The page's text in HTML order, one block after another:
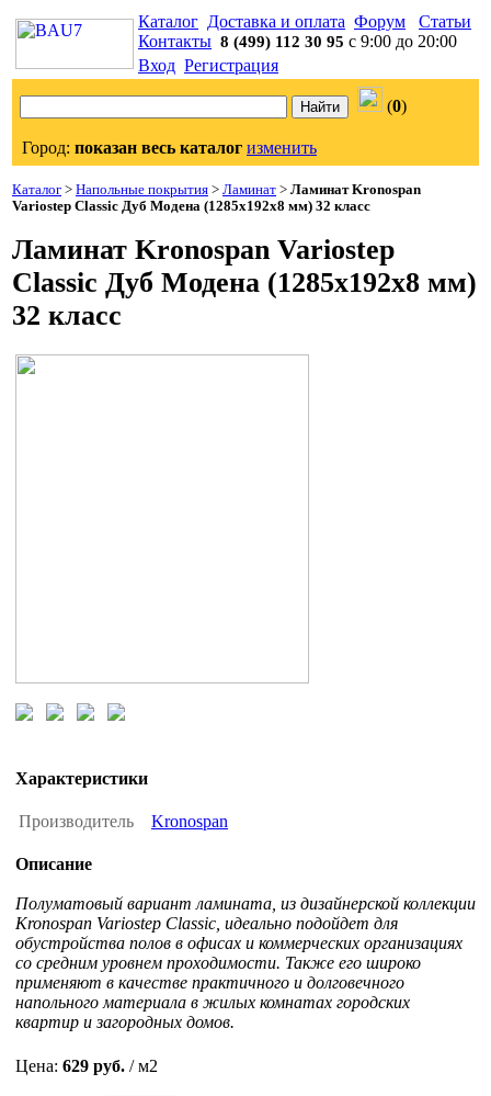
Каталог Доставка и оплата Форум
Статьи
Контакты 8 (499) 112 30 95 с 9:00 до 20:00
Вход Регистрация
(0)
Город: показан весь каталог изменить
Каталог > Напольные покрытия > Ламинат > Ламинат Kronospan
Variostep Classic Дуб Модена (1285x192x8 мм) 32 класс
Ламинат Kronospan Variostep
Classic Дуб Модена (1285x192x8 мм)
32 класс
Характеристики
Производитель Kronospan
Описание
Полуматовый вариант ламината, из дизайнерской коллекции
Kronospan Variostep Classic, идеально подойдет для
обустройства полов в офисах и коммерческих организациях
со средним уровнем проходимости. Также его широко
применяют в качестве практичного и долговечного
напольного материала в жилых комнатах городских
квартир и загородных домов.
Цена: 629 руб. / м2